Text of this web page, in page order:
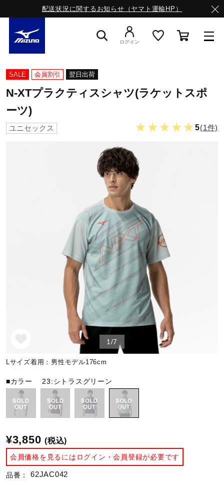
配送状況に関するお知らせ（ヤマト運輸HP）
スニーカー
サッカー／フットサル
トレーニング
ゴルフ
バレーボール
テニス／ソフトテニス
バドミントン
陸上競技
ログイン
SALE 会員割引 翌日出荷
N-XTプラクティスシャツ(ラケットスポ
ーツ)
ユニセックス ★★★★★5(1件)
1/7
Lサイズ着用：男性モデル176cm
■カラー 23:シトラスグリーン
¥3,850 (税込)
会員価格を見るにはログイン・会員登録が必要です
品番： 62JAC042